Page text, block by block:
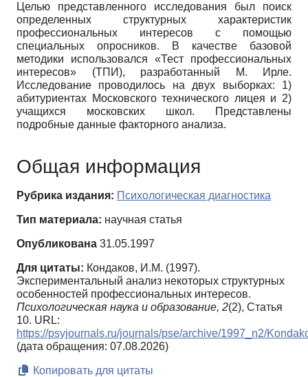
Целью представленного исследования был поиск
определенных структурных характеристик
профессиональных интересов с помощью
специальных опросников. В качестве базовой
методики использовался «Тест профессиональных
интересов» (ТПИ), разработанный М. Ирле.
Исследование проводилось на двух выборках: 1)
абитуриентах Московского технического лицея и 2)
учащихся московских школ. Представлены
подробные данные факторного анализа.
Общая информация
Рубрика издания: Психологическая диагностика
Тип материала: научная статья
Опубликована 31.05.1997
Для цитаты: Кондаков, И.М. (1997).
Экспериментальный анализ некоторых структурных
особенностей профессиональных интересов.
Психологическая наука и образование, 2(2), Статья
10. URL:
https://psyjournals.ru/journals/pse/archive/1997_n2/
(дата обращения: 07.08.2026)
Копировать для цитаты